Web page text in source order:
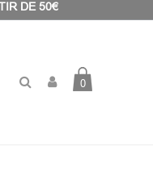
DE 50€
0